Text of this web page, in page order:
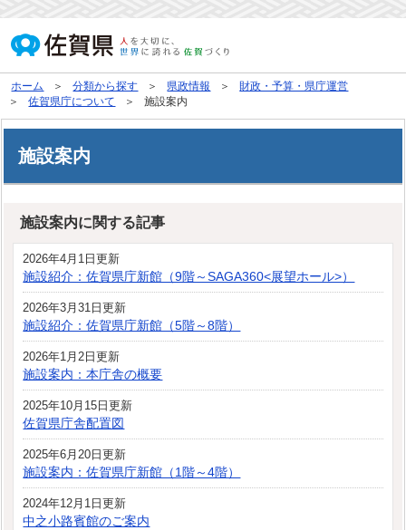
ホーム 分類から探す 県政情報
財政・予算・県庁運営
佐賀県庁について
施設案内
施設案内
施設案内に関する記事
2026年4月1日更新
施設紹介：佐賀県庁新館（9階～SAGA360<展望ホール>）
2026年3月31日更新
施設紹介：佐賀県庁新館（5階～8階）
2026年1月2日更新
施設案内：本庁舎の概要
2025年10月15日更新
佐賀県庁舎配置図
2025年6月20日更新
施設案内：佐賀県庁新館（1階～4階）
2024年12月1日更新
中之小路賓館のご案内